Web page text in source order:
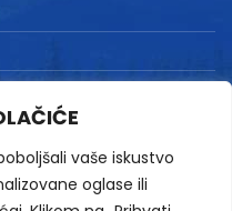
vaše iskustvo
oglase ili